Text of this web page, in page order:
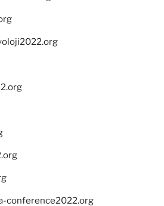
conference2022.org